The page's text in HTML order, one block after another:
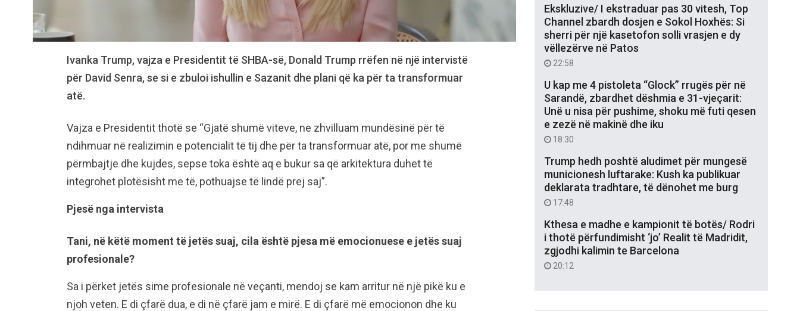
Ivanka Trump, vajza e Presidentit të SHBA-së, Donald Trump rrëfen në një intervistë
për David Senra, se si e zbuloi ishullin e Sazanit dhe plani që ka për ta transformuar
atë.
Vajza e Presidentit thotë se “Gjatë shumë viteve, ne zhvilluam mundësinë për të
ndihmuar në realizimin e potencialit të tij dhe për ta transformuar atë, por me shumë
përmbajtje dhe kujdes, sepse toka është aq e bukur sa që arkitektura duhet të
integrohet plotësisht me të, pothuajse të lindë prej saj”.
Pjesë nga intervista
Tani, në këtë moment të jetës suaj, cila është pjesa më emocionuese e jetës suaj
profesionale?
Sa i përket jetës sime profesionale në veçanti, mendoj se kam arritur në një pikë ku e
njoh veten. E di çfarë dua, e di në çfarë jam e mirë. E di çfarë më emocionon dhe ku
Ekskluzive/ I ekstraduar pas 30 vitesh, Top
Channel zbardh dosjen e Sokol Hoxhës: Si
sherri për një kasetofon solli vrasjen e dy
vëllezërve në Patos
22:58
U kap me 4 pistoleta “Glock” rrugës për në
Sarandë, zbardhet dëshmia e 31-vjeçarit:
Unë u nisa për pushime, shoku më futi qesen
e zezë në makinë dhe iku
18:30
Trump hedh poshtë aludimet për mungesë
municionesh luftarake: Kush ka publikuar
deklarata tradhtare, të dënohet me burg
17:48
Kthesa e madhe e kampionit të botës/ Rodri
i thotë përfundimisht ‘jo’ Realit të Madridit,
zgjodhi kalimin te Barcelona
20:12